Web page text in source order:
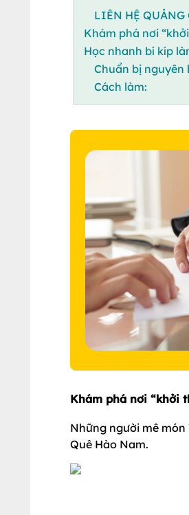
LIÊN HỆ QUẢNG
Khám phá nơi
Học nhanh bí kíp
Chuẩn bị nguyên
Cách làm:
Khám phá nơi “khởi
Những người mê
Quê Hào Nam.